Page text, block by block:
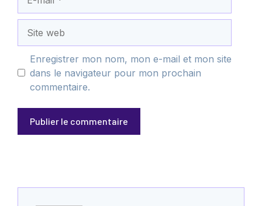
mail
web
Enregistrer mon nom, mon e-mail et mon site
dans le navigateur pour mon prochain
commentaire.